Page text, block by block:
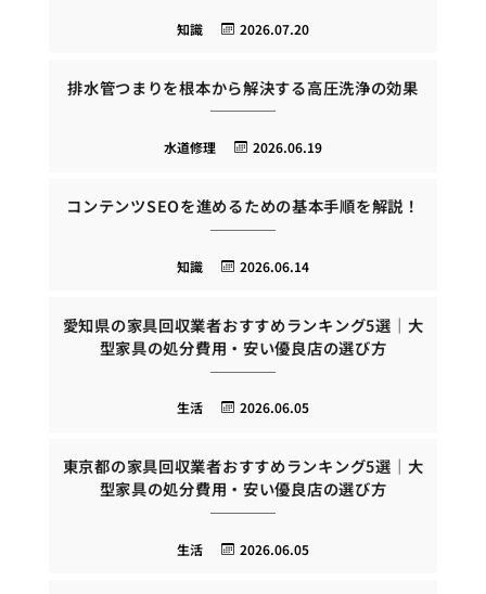
2026.07.20
知識
排水管つまりを根本から解決する高圧洗浄の効果
2026.06.19
水道修理
コンテンツSEOを進めるための基本手順を解説！
2026.06.14
知識
愛知県の家具回収業者おすすめランキング5選｜大
型家具の処分費用・安い優良店の選び方
2026.06.05
生活
東京都の家具回収業者おすすめランキング5選｜大
型家具の処分費用・安い優良店の選び方
2026.06.05
生活